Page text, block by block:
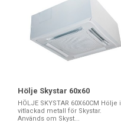
Hölje Skystar 60x60
HÖLJE SKYSTAR 60X60CM Hölje i
vitlackad metall för Skystar.
Används om Skyst...